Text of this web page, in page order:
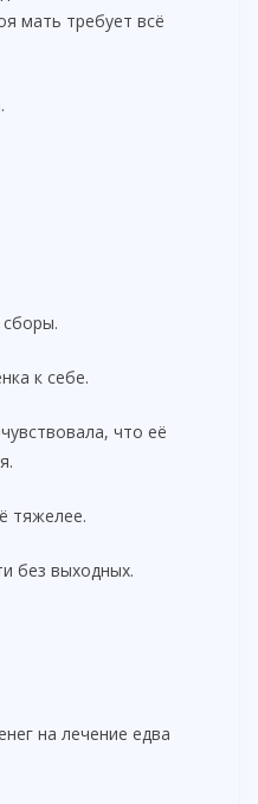
мать требует всё
сборы.
к себе.
что её
тяжелее.
без выходных.
на лечение едва